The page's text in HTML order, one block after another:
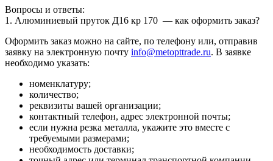
Вопросы и ответы:
1. Алюминиевый пруток Д16 кр 170 — как оформить заказ?
Оформить заказ можно на сайте, по телефону или, отправив
заявку на электронную почту info@metopttrade.ru. В заявке
необходимо указать:
номенклатуру;
количество;
реквизиты вашей организации;
контактный телефон, адрес электронной почты;
если нужна резка металла, укажите это вместе с
требуемыми размерами;
необходимость доставки;